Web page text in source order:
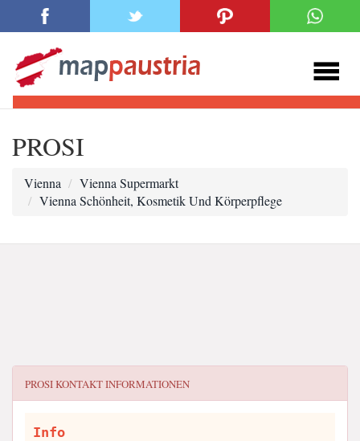
PROSI
Vienna
Vienna Supermarkt
Vienna Schönheit, Kosmetik Und Körperpflege
PROSIKONTAKT INFORMATIONEN
Info